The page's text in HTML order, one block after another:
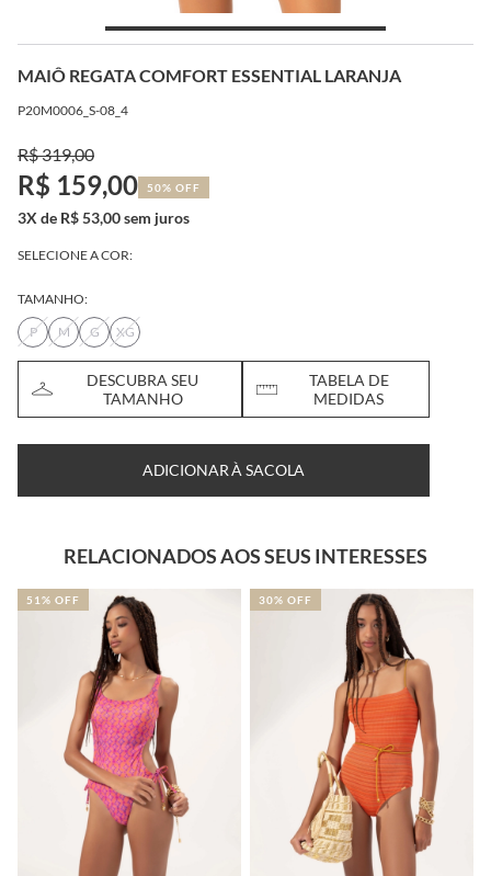
MAIÔ REGATA COMFORT ESSENTIAL LARANJA
P20M0006_S-08_4
R$ 319,00
R$ 159,00 50% OFF
3X de R$ 53,00 sem juros
SELECIONE A COR:
TAMANHO:
P
M G XG
DESCUBRA SEU
TAMANHO
TABELA DE
MEDIDAS
ADICIONAR À SACOLA
RELACIONADOS AOS SEUS INTERESSES
51% OFF 30% OFF